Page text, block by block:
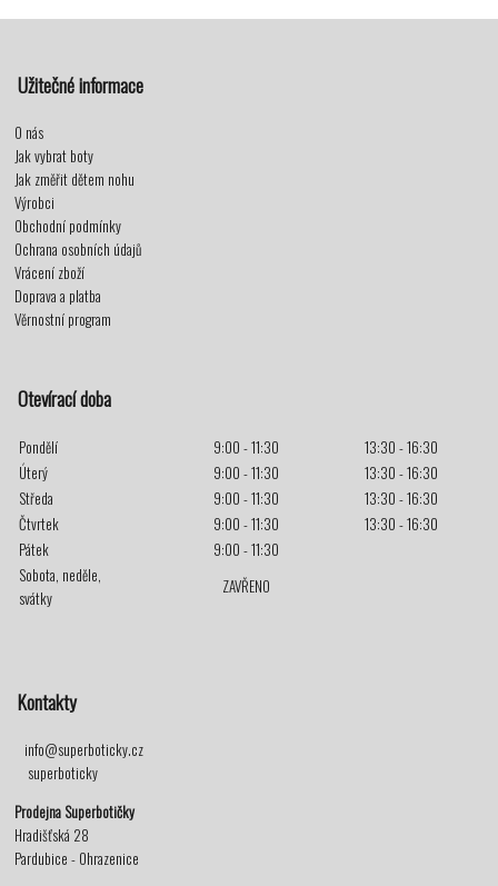
Užitečné informace
O nás
Jak vybrat boty
Jak změřit dětem nohu
Výrobci
Obchodní podmínky
Ochrana osobních údajů
Vrácení zboží
Doprava a platba
Věrnostní program
Otevírací doba
Pondělí 9:00 - 11:30
13:30 - 16:30
Úterý
9:00 - 11:30
13:30 - 16:30
Středa
9:00 - 11:30
13:30 - 16:30
Čtvrtek
9:00 - 11:30
13:30 - 16:30
Pátek
9:00 - 11:30
Sobota, neděle,
svátky
ZAVŘENO
Kontakty
info@superboticky.cz
superboticky
Prodejna Superbotičky
Hradišťská 28
Pardubice - Ohrazenice